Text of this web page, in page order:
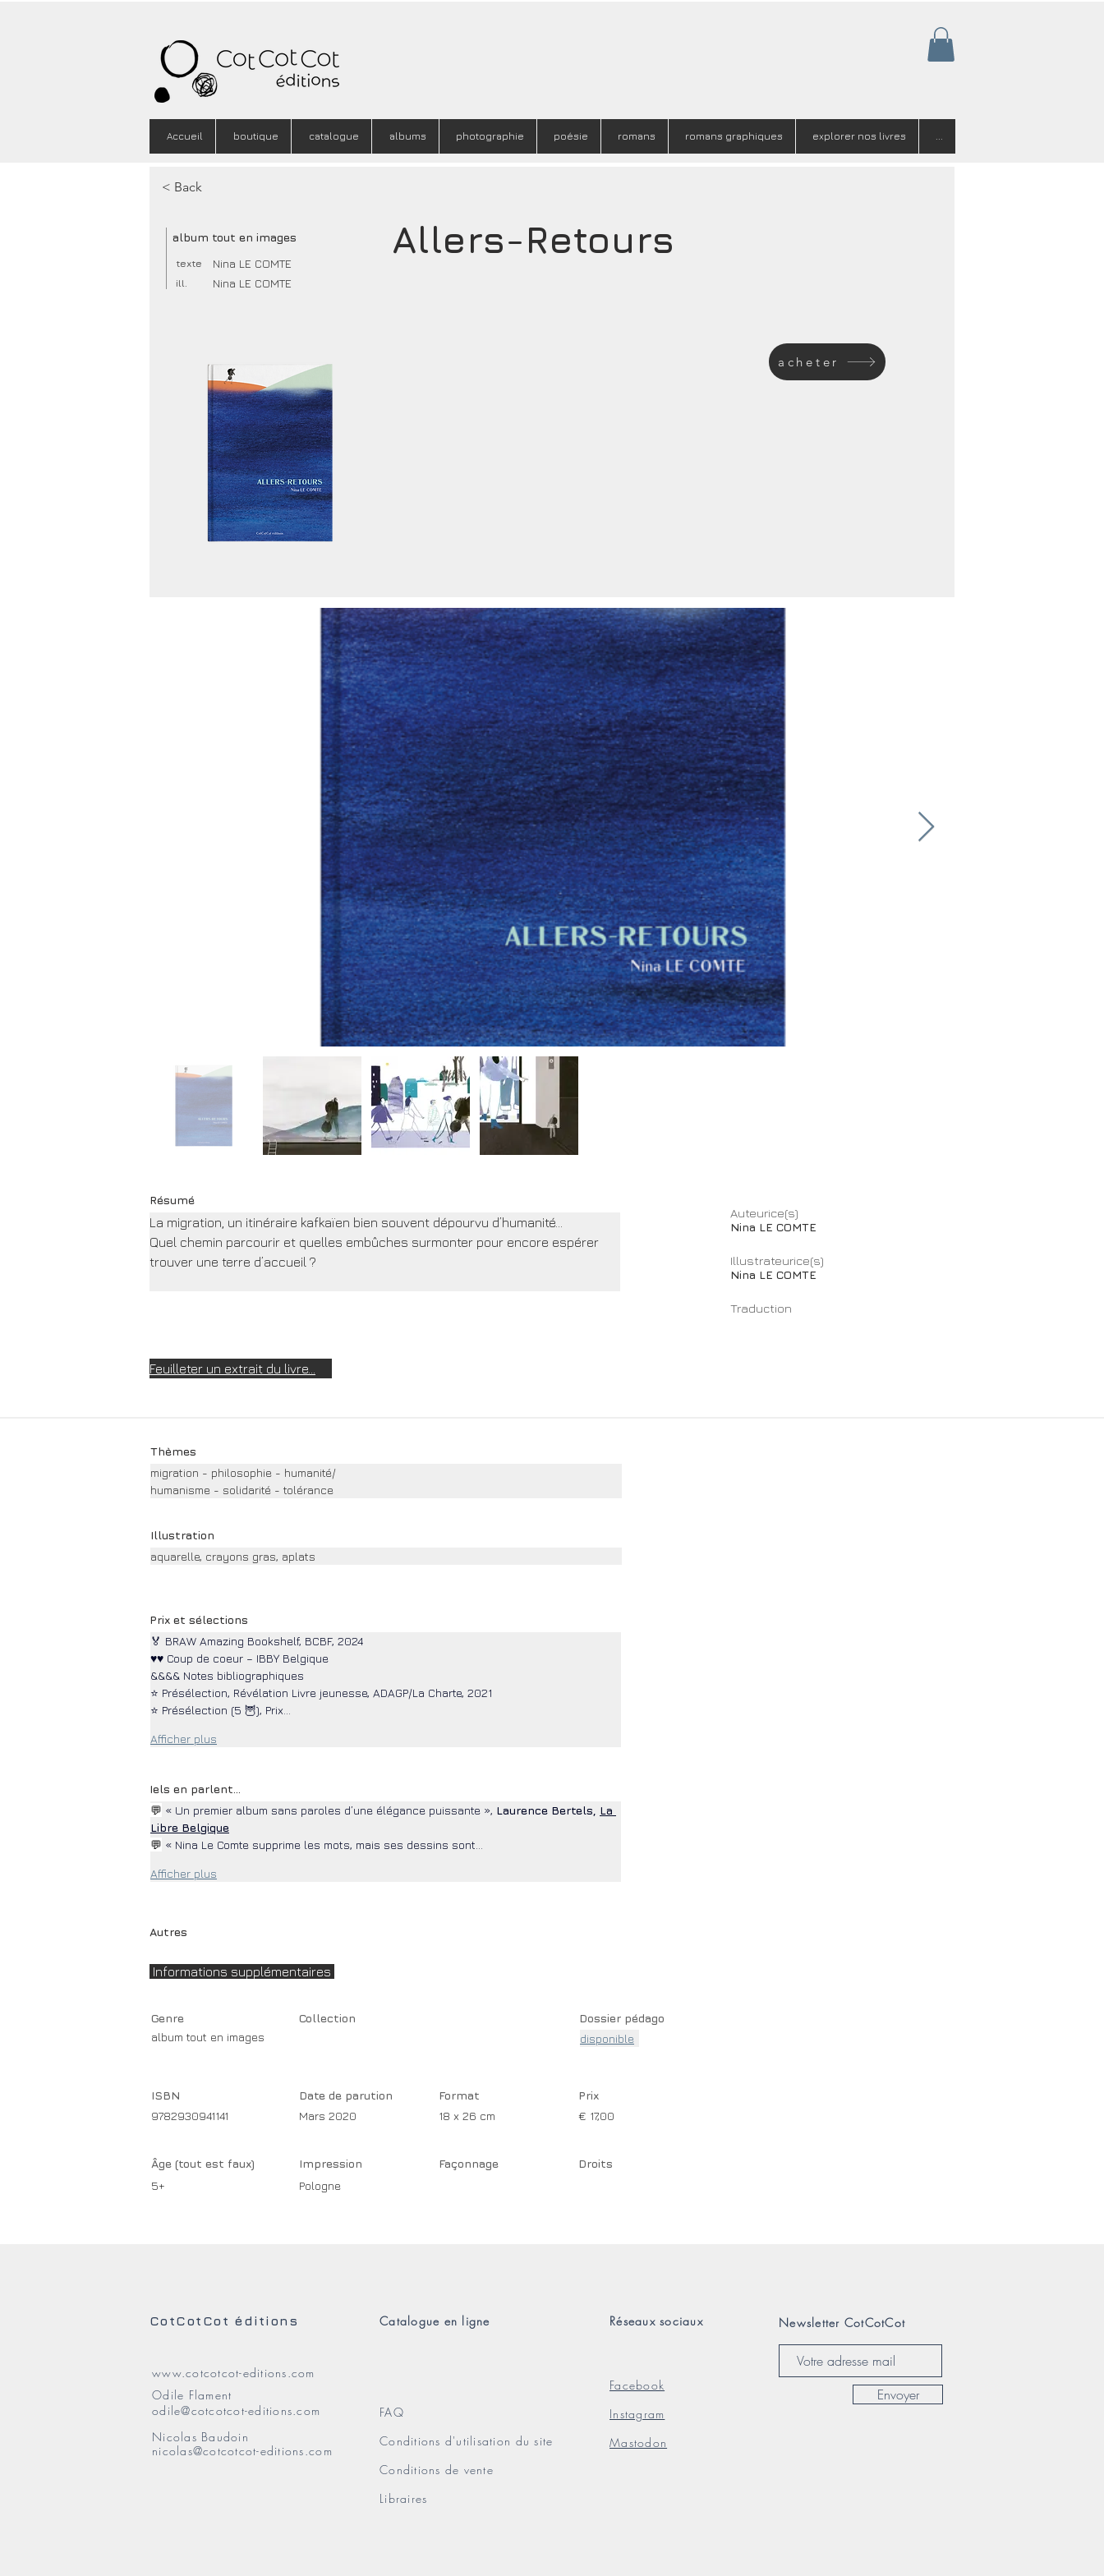
Accueil boutique catalogue albums photographie poésie romans romans graphiques explorer nos livres ...
< Back
album tout en images
texte Nina LE COMTE
ill. Nina LE COMTE
Allers-Retours
acheter
La migration, un itinéraire kafkaïen bien souvent dépourvu d’humanité…
Quel chemin parcourir et quelles embûches surmonter pour encore espérer
trouver une terre d’accueil ?
Auteurice(s)
Nina LE COMTE
Illustrateurice(s)
Nina LE COMTE
Traduction
Feuilleter un extrait du livre...
Résumé
Thèmes
migration - philosophie - humanité/
humanisme - solidarité - tolérance
Illustration
aquarelle, crayons gras, aplats
Prix et sélections
🏅 BRAW Amazing Bookshelf, BCBF, 2024
♥♥ Coup de coeur – IBBY Belgique
&&&& Notes bibliographiques
⭐ Présélection, Révélation Livre jeunesse, ADAGP/La Charte, 2021
⭐ Présélection (5 🦉), Prix…
Afficher plus
Iels en parlent...
💬 « Un premier album sans paroles d’une élégance puissante », Laurence Bertels, La
Libre Belgique
💬 « Nina Le Comte supprime les mots, mais ses dessins sont…
Afficher plus
Autres
Informations supplémentaires
Genre
album tout en images
Collection
Dossier pédago
disponible
ISBN
9782930941141
Date de parution
Mars 2020
Format
18 x 26 cm
Prix
€ 17,00
Âge (tout est faux)
5+
Impression
Pologne
Façonnage Droits
CotCotCot éditions Catalogue en ligne
www.cotcotcot-editions.com
Odile Flament
odile@cotcotcot-editions.com
Nicolas Baudoin
nicolas@cotcotcot-editions.com
FAQ
Conditions d'utilisation du site
Conditions de vente
Libraires
Réseaux sociaux
Facebook
Instagram
Mastodon
Newsletter CotCotCot
Envoyer